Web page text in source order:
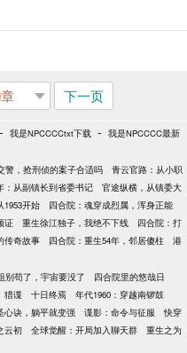
下一页
- 我是NPCCCCtxt下载 - 我是NPCCCC最新
警，抢刑侦的案子合适吗
青云官路：从小职
：从副镇长到省委书记
官途纵横，从镇委大
1953开始
四合院：魂穿成烈属，浑身正能
证 重生徐江独子，我绝不下线
四合院：打
传奇故事 四合院：重生54年，邻居傻柱
港
别苟了，宇宙要没了
四合院里的悠哉日
猎谍 十日终焉
年代1960：穿越南锣鼓
心诀，躺平就变强 谍影：命令与征服
快穿
云初 全球觉醒：开局加入聊天群
重生之为